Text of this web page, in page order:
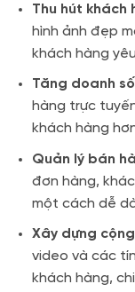
Thu hút khách
hình ảnh đẹp
khách hàng
Tăng doanh
hàng trực
khách hàng
Quản lý bán
đơn hàng,
một cách dễ
Xây dựng
video và các
khách hàng,